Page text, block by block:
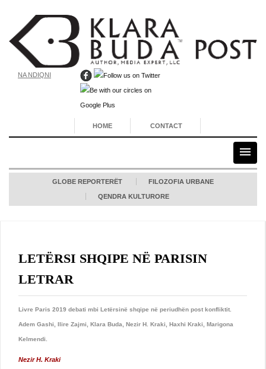
NA NDIQNI
HOME CONTACT
GLOBE REPORTERËT FILOZOFIA URBANE
QENDRA KULTURORE
LETËRSI SHQIPE NË PARISIN
LETRAR
Livre Paris 2019 debati mbi Letërsinë shqipe në periudhën post konfliktit.
Adem Gashi, Ilire Zajmi, Klara Buda, Nezir H. Kraki, Haxhi Kraki, Marigona
Kelmendi.
Nezir H. Kraki